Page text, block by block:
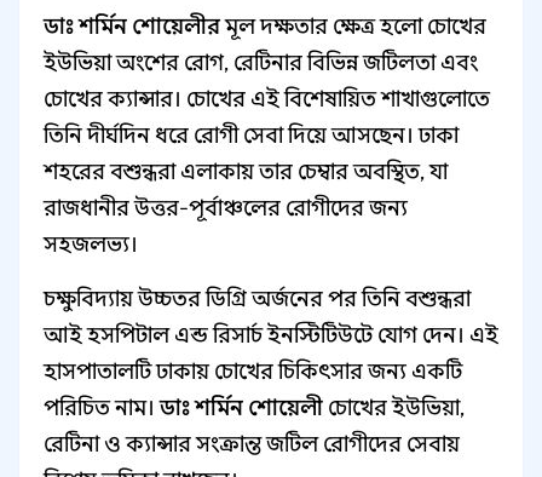
ডাঃ শর্মিন শোয়েলীরমূল দক্ষতার ক্ষেত্র হলো চোখের
ইউভিয়া অংশের রোগ, রেটিনার বিভিন্ন জটিলতা এবং
চোখের ক্যান্সার। চোখের এই বিশেষায়িত শাখাগুলোতে
তিনি দীর্ঘদিন ধরে রোগী সেবা দিয়ে আসছেন। ঢাকা
শহরের বশুন্ধরা এলাকায় তার চেম্বার অবস্থিত, যা
রাজধানীর উত্তর-পূর্বাঞ্চলের রোগীদের জন্য
সহজলভ্য।
চক্ষুবিদ্যায় উচ্চতর ডিগ্রি অর্জনের পর তিনি বশুন্ধরা
আই হসপিটাল এন্ড রিসার্চ ইনস্টিটিউটে যোগ দেন। এই
হাসপাতালটি ঢাকায় চোখের চিকিৎসার জন্য একটি
পরিচিত নাম।ডাঃ শর্মিন শোয়েলী চোখের ইউভিয়া,
রেটিনা ও ক্যান্সার সংক্রান্ত জটিল রোগীদের সেবায়